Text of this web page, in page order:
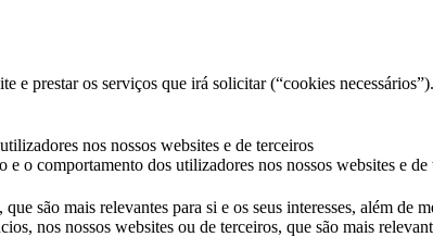
e prestar os serviços que irá solicitar (“cookies necessários”).
nos nossos websites e de terceiros
o comportamento dos utilizadores nos nossos websites e de
são mais relevantes para si e os seus interesses, além de
nos nossos websites ou de terceiros, que são mais